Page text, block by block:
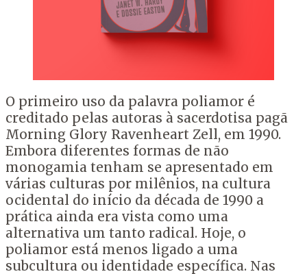
O primeiro uso da palavra poliamor é
creditado pelas autoras à sacerdotisa pagã
Morning Glory Ravenheart Zell, em 1990.
Embora diferentes formas de não
monogamia tenham se apresentado em
várias culturas por milênios, na cultura
ocidental do início da década de 1990 a
prática ainda era vista como uma
alternativa um tanto radical. Hoje, o
poliamor está menos ligado a uma
subcultura ou identidade específica. Nas